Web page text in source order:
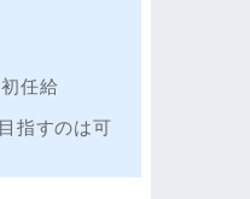
任給
指すのは可